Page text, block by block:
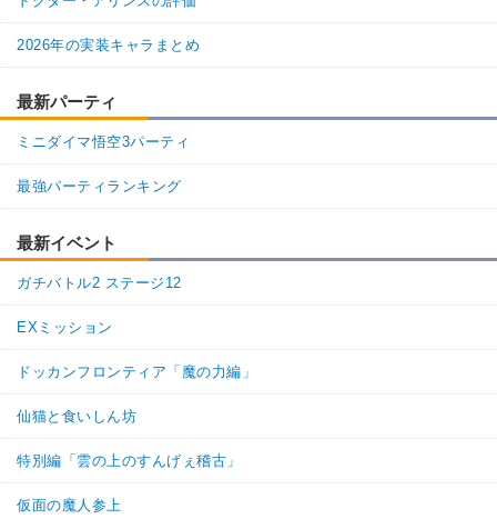
2026年の実装キャラまとめ
最新パーティ
ミニダイマ悟空3パーティ
最強パーティランキング
最新イベント
ガチバトル2 ステージ12
EXミッション
ドッカンフロンティア「魔の力編」
仙猫と食いしん坊
特別編「雲の上のすんげぇ稽古」
仮面の魔人参上